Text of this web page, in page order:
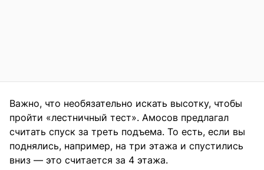
Важно, что необязательно искать высотку, чтобы
пройти «лестничный тест». Амосов предлагал
считать спуск за треть подъема. То есть, если вы
поднялись, например, на три этажа и спустились
вниз — это считается за 4 этажа.